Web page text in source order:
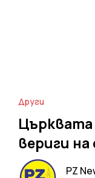
Други
вериги
PZ